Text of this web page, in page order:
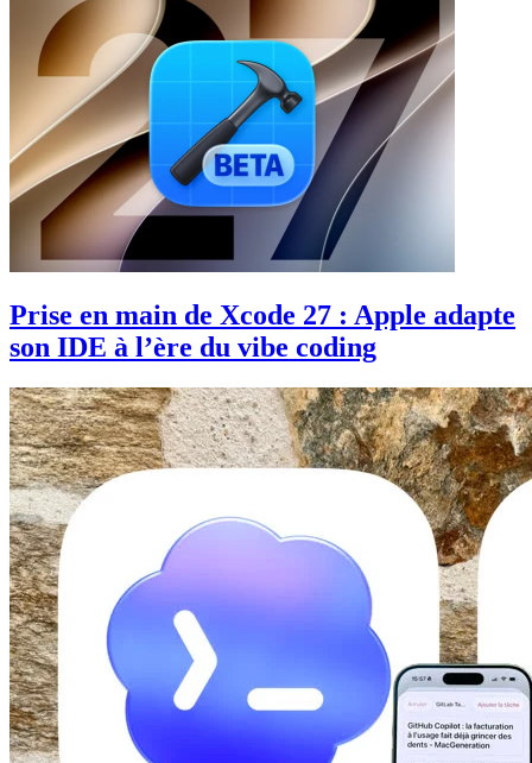
Prise en main de Xcode 27 : Apple adapte
son IDE à l’ère du vibe coding